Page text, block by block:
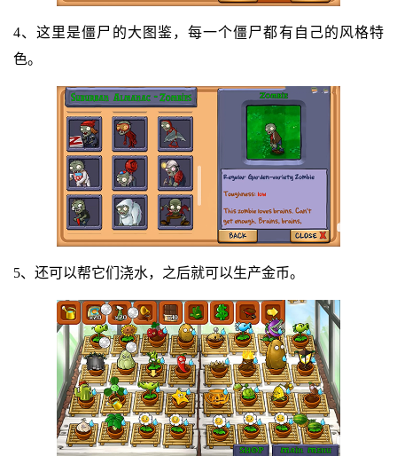
4、这里是僵尸的大图鉴，每一个僵尸都有自己的风格特
色。
5、还可以帮它们浇水，之后就可以生产金币。